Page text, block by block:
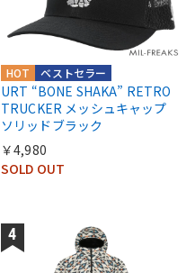
ベストセラー
HOT
URT “BONE SHAKA” RETRO
TRUCKER メッシュキャップ
ソリッドブラック
￥4,980
SOLD OUT